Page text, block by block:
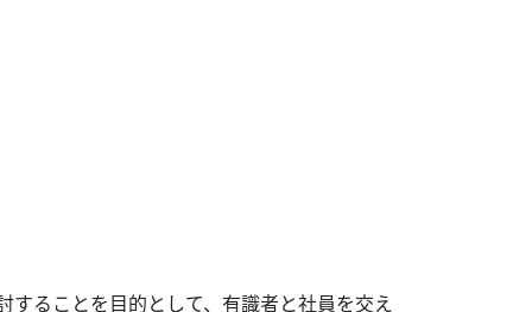
することを目的として、有識者と社員を交え